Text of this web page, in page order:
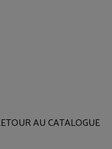
AU CATALOGUE